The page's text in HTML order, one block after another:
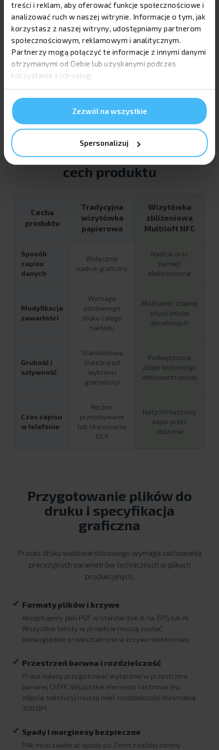
treści i reklam, aby oferować funkcje społecznościowe i
analizować ruch w naszej witrynie. Informacje o tym, jak
korzystasz z naszej witryny, udostępniamy partnerom
społecznościowym, reklamowym i analitycznym.
Partnerzy mogą połączyć te informacje z innymi danymi
otrzymanymi od Ciebie lub uzyskanymi podczas
korzystania z ich usług.
Zezwól na wszystkie
Spersonalizuj
Karta służy jako fizyczny punkt wejścia do cyfrowych
lejków marketingowych. Pozwala na bieżąco
modyfikować punkt docelowy, do którego kierowany
jest użytkownik – bez konieczności ponownego
bazie danych pozwala przekierować odbiorcę ze
starej oferty na aktualną kampanię promocyjną.
Porównanie technologii i
cech produktu
Cecha
produktu
Tradycyjna
wizytówka
papierowa
Wizytówka
zbliżeniowa
Multiloft NFC
Sposób
zapisu
danych
Wyłącznie
nadruk graficzny
Nadruk oraz
pamięć
elektroniczna
Modyfikacja
zawartości
Wymaga
ponownego
druku całego
nakładu
Możliwość zdalnej
edycji linków
docelowych
Grubość i
sztywność
Standardowa
(zależna od
wybranej
gramatury)
Podwyższona
dzięki technologii
wielowarstwowej
Czas zapisu
w telefonie
Ręczne
przepisywanie
lub skanowanie
OCR
Natychmiastowy
zapis przez
zbliżenie
Przygotowanie plików do
druku i specyfikacja
graficzna
Proces druku wielowarstwowego wymaga zachowania
precyzyjnych parametrów technicznych w plikach
produkcyjnych.
Formaty plików i krzywe
Akceptujemy pliki PDF w standardzie X-1a, EPS lub AI.
Wszystkie teksty w projekcie muszą zostać
bezwzględnie przekształcone w krzywe wektorowe.
Przestrzeń barwna i rozdzielczość
Prace należy przygotować wyłącznie w przestrzeni
barwnej CMYK. Wszystkie elementy rastrowe (np.
zdjęcia, tekstury) muszą mieć rozdzielczość minimalną
300 DPI.
Spady i marginesy bezpieczne
Plik musi zawierać spady po 2 mm z każdej strony